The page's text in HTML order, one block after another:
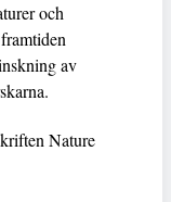
och
av
Nature